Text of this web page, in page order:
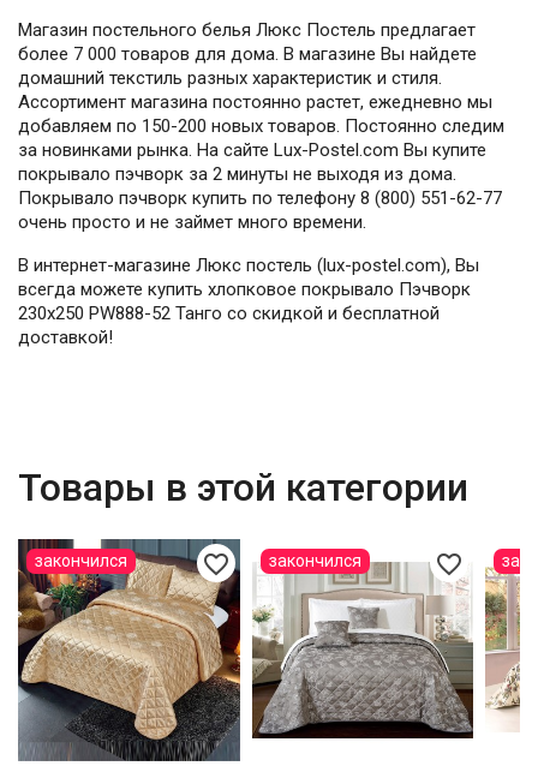
Магазин постельного белья Люкс Постель предлагает
более 7 000 товаров для дома. В магазине Вы найдете
домашний текстиль разных характеристик и стиля.
Ассортимент магазина постоянно растет, ежедневно мы
добавляем по 150-200 новых товаров. Постоянно следим
за новинками рынка. На сайте Lux-Postel.com Вы купите
покрывало пэчворк за 2 минуты не выходя из дома.
Покрывало пэчворк купить по телефону 8 (800) 551-62-77
очень просто и не займет много времени.
В интернет-магазине Люкс постель (lux-postel.com), Вы
всегда можете купить хлопковое покрывало Пэчворк
230х250 PW888-52 Танго со скидкой и бесплатной
доставкой!
Товары в этой категории
favorite_border
закончился favorite_border
закончился